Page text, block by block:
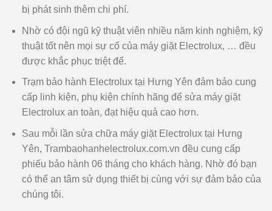
bị phát sinh thêm chi phí.
Nhờ có đội ngũ kỹ thuật viên nhiều năm kinh nghiệm, kỹ
thuật tốt nên mọi sự cố của máy giặt Electrolux, … đều
được khắc phục triệt để.
Trạm bảo hành Electrolux tại Hưng Yên đảm bảo cung
cấp linh kiện, phụ kiện chính hãng để sửa máy giặt
Electrolux an toàn, đạt hiệu quả cao hơn.
Sau mỗi lần sửa chữa máy giặt Electrolux tại Hưng
Yên, Trambaohanhelectrolux.com.vn đều cung cấp
phiếu bảo hành 06 tháng cho khách hàng. Nhờ đó bạn
có thể an tâm sử dụng thiết bị cùng với sự đảm bảo của
chúng tôi.